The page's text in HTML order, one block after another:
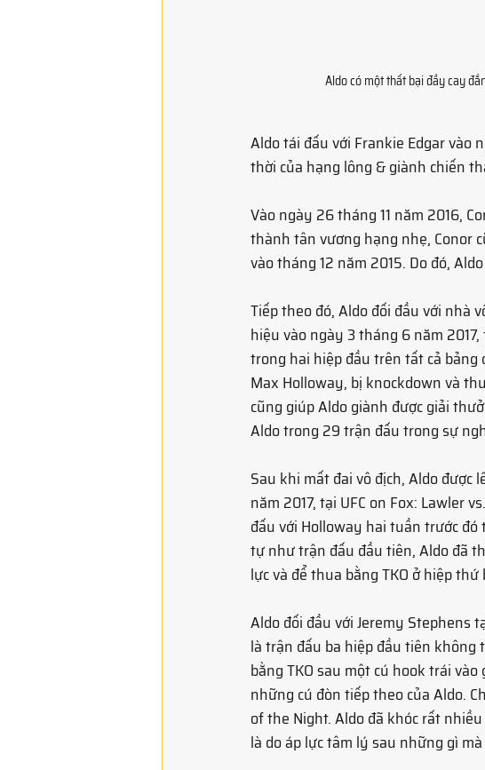
Aldo có một thất bại đầy cay
Aldo tái đấu với Frankie Edgar vào
thời của hạng lông & giành chiến
Vào ngày 26 tháng 11 năm 2016,
thành tân vương hạng nhẹ, Conor
vào tháng 12 năm 2015. Do đó,
Tiếp theo đó, Aldo đối đầu với
hiệu vào ngày 3 tháng 6 năm
trong hai hiệp đầu trên tất cả bảng
Max Holloway, bị knockdown và
cũng giúp Aldo giành được giải
Aldo trong 29 trận đấu trong sự
Sau khi mất đai vô địch, Aldo được
năm 2017, tại UFC on Fox: Lawler
đấu với Holloway hai tuần trước đó
tự như trận đấu đầu tiên, Aldo đã
lực và để thua bằng TKO ở hiệp thứ
Aldo đối đầu với Jeremy Stephens
là trận đấu ba hiệp đầu tiên không
bằng TKO sau một cú hook trái
những cú đòn tiếp theo của Aldo.
of the Night. Aldo đã khóc rất
là do áp lực tâm lý sau những gì